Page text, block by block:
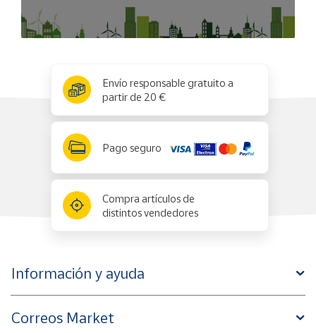
Envío responsable gratuito a
partir de 20 €
Pago seguro
Compra artículos de
distintos vendedores
Información y ayuda
Correos Market